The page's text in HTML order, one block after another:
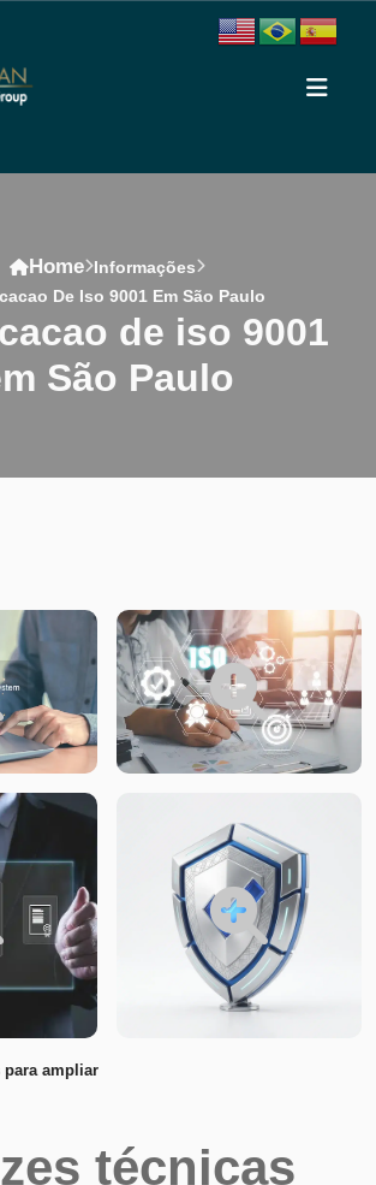
Home Informações
De Iso 9001 Em São Paulo
São Paulo
para ampliar
técnicas